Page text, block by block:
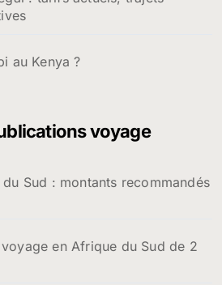
au Kenya ?
voyage
Sud : montants recommandés
en Afrique du Sud de 2